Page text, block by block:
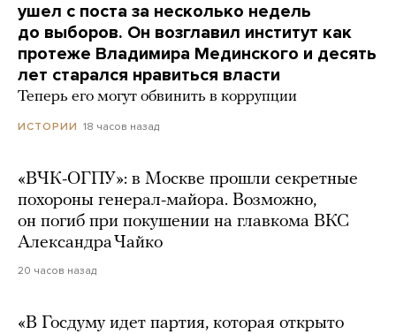
ушел с поста за несколько недель
до выборов. Он возглавил институт как
протеже Владимира Мединского и десять
лет старался нравиться власти
Теперь его могут обвинить в коррупции
ИСТОРИИ 18 часов назад
«ВЧК-ОГПУ»: в Москве прошли секретные
похороны генерал-майора. Возможно,
он погиб при покушении на главкома ВКС
Александра Чайко
20 часов назад
«В Госдуму идет партия, которая открыто